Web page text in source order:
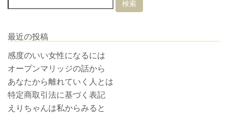
最近の投稿
感度のいい女性になるには
オープンマリッジの話から
あなたから離れていく人とは
特定商取引法に基づく表記
えりちゃんは私からみると